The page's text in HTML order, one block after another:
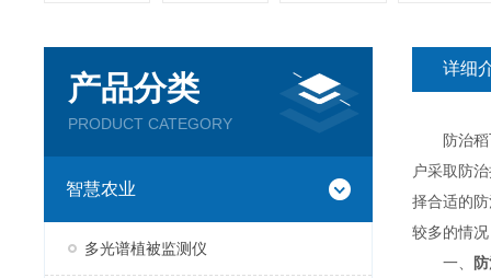
产品分类
PRODUCT CATEGORY
智慧农业
多光谱植被监测仪
详细
防治稻飞
户采取防
择合适的
较多的情
一、